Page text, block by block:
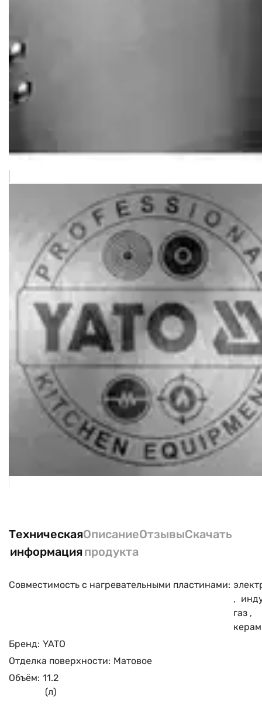
Техническая
информация
Описание
продукта
ОтзывыСкачать
Совместимость с нагревательными пластинами:
,
газ ,
Бренд: YATO
Отделка поверхности: Матовое
Объём: 11.2
(л)